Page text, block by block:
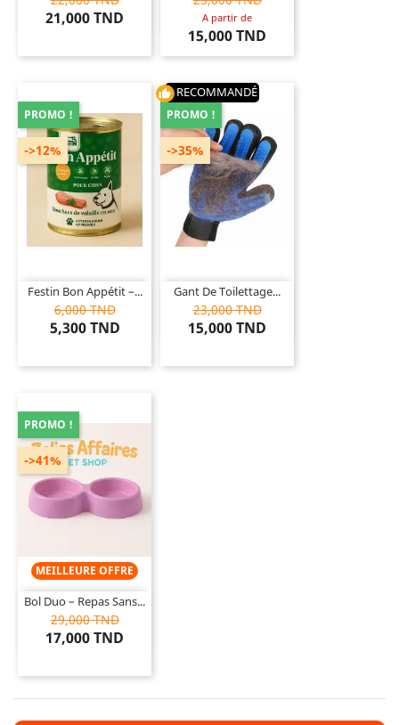
21,000 TND A partir de
15,000 TND
Festin Bon Appétit –...
6,000 TND
5,300 TND
->12%
PROMO !
thumb_up RECOMMANDÉ
Gant De Toilettage...
23,000 TND
15,000 TND
->35%
PROMO !
MEILLEURE OFFRE
Bol Duo – Repas Sans...
29,000 TND
17,000 TND
->41%
PROMO !